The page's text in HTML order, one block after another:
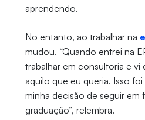
aprendendo.
No entanto, ao trabalhar na
mudou. “Quando entrei na
trabalhar em consultoria e vi
aquilo que eu queria. Isso
minha decisão de seguir em
graduação”, relembra.